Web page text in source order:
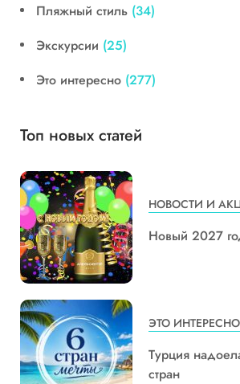
Пляжный стиль (34)
Экскурсии (25)
Это интересно (277)
Топ новых статей
НОВОСТИ И
Новый 2027
ЭТО ИНТЕРЕСНО
Турция
стран